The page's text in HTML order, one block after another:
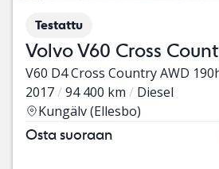
Testattu
Volvo V60 Cross
V60 D4 Cross Country AWD
2017
94 400 km
Diesel
Kungälv (Ellesbo)
Osta suoraan